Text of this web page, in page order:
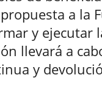
a la
y ejecutar
llevará a
y